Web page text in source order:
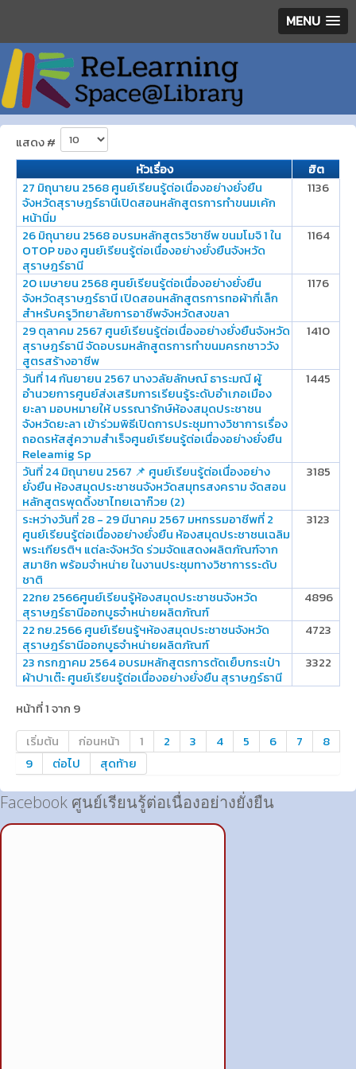
MENU
แสดง #
หัวเรื่อง
ฮิต
27 มิถุนายน 2568 ศูนย์เรียนรู้ต่อเนื่องอย่างยั่งยืน
จังหวัดสุราษฎร์ธานีเปิดสอนหลักสูตรการทำขนมเค้ก
หน้านิ่ม
1136
26 มิถุนายน 2568 อบรมหลักสูตรวิชาชีพ ขนมโมจิ 1 ใน
OTOP ของ ศูนย์เรียนรู้ต่อเนื่องอย่างยั่งยืนจังหวัด
สุราษฎร์ธานี
1164
20 เมษายน 2568 ศูนย์เรียนรู้ต่อเนื่องอย่างยั่งยืน
จังหวัดสุราษฎร์ธานี เปิดสอนหลักสูตรการทอผ้ากี่เล็ก
สำหรับครูวิทยาลัยการอาชีพจังหวัดสงขลา
1176
29 ตุลาคม 2567 ศูนย์เรียนรู้ต่อเนื่องอย่างยั่งยืนจังหวัด
สุราษฎร์ธานี จัดอบรมหลักสูตรการทำขนมครกชาววัง
สูตรสร้างอาชีพ
1410
วันที่ 14 กันยายน 2567 นางวลัยลักษณ์ ธาระมณี ผู้
อำนวยการศูนย์ส่งเสริมการเรียนรู้ระดับอำเภอเมือง
ยะลา มอบหมายให้ บรรณารักษ์ห้องสมุดประชาชน
จังหวัดยะลา เข้าร่วมพิธีเปิดการประชุมทางวิชาการเรื่อง
ถอดรหัสสู่ความสำเร็จศูนย์เรียนรู้ต่อเนื่องอย่างยั่งยืน
Releamig Sp
1445
วันที่ 24 มิถุนายน 2567 📌 ศูนย์เรียนรู้ต่อเนื่องอย่าง
ยั่งยืน ห้องสมุดประชาชนจังหวัดสมุทรสงคราม จัดสอน
หลักสูตรพุดดิ้งชาไทยเฉาก๊วย (2)
3185
ระหว่างวันที่ 28 - 29 มีนาคม 2567 มหกรรมอาชีพที่ 2
ศูนย์เรียนรู้ต่อเนื่องอย่างยั่งยืน ห้องสมุดประชาชนเฉลิม
พระเกียรติฯ แต่ละจังหวัด ร่วมจัดแสดงผลิตภัณฑ์จาก
สมาชิก พร้อมจำหน่าย ในงานประชุมทางวิชาการระดับ
ชาติ
3123
22กย 2566ศูนย์เรียนรู้ห้องสมุดประชาชนจังหวัด
สุราษฎร์ธานีออกบูธจำหน่ายผลิตภัณฑ์
4896
22 กย.2566 ศูนย์เรียนรู้ฯห้องสมุดประชาชนจังหวัด
สุราษฎร์ธานีออกบูธจำหน่ายผลิตภัณฑ์
4723
23 กรกฎาคม 2564 อบรมหลักสูตรการตัดเย็บกระเป๋า
ผ้าปาเต๊ะ ศูนย์เรียนรู้ต่อเนื่องอย่างยั่งยืน สุราษฎร์ธานี
3322
หน้าที่ 1 จาก 9
เริ่มต้น
ก่อนหน้า 1 2 3 4 5 6 7
8
9
ต่อไป สุดท้าย
Facebook ศูนย์เรียนรู้ต่อเนื่องอย่างยั่งยืน